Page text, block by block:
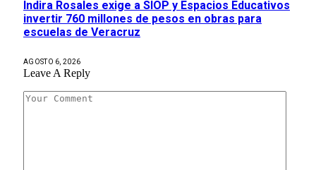
Indira Rosales exige a SIOP y Espacios Educativos
invertir 760 millones de pesos en obras para
escuelas de Veracruz
AGOSTO 6, 2026
Leave A Reply